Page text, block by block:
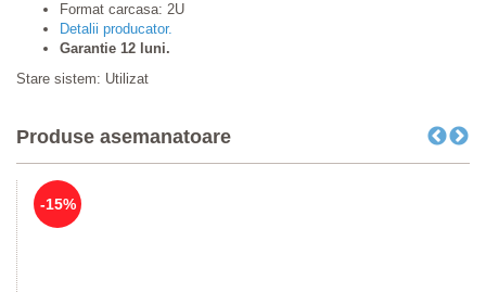
Format carcasa: 2U
Detalii producator.
Garantie 12 luni.
Stare sistem: Utilizat
Produse asemanatoare
-15%